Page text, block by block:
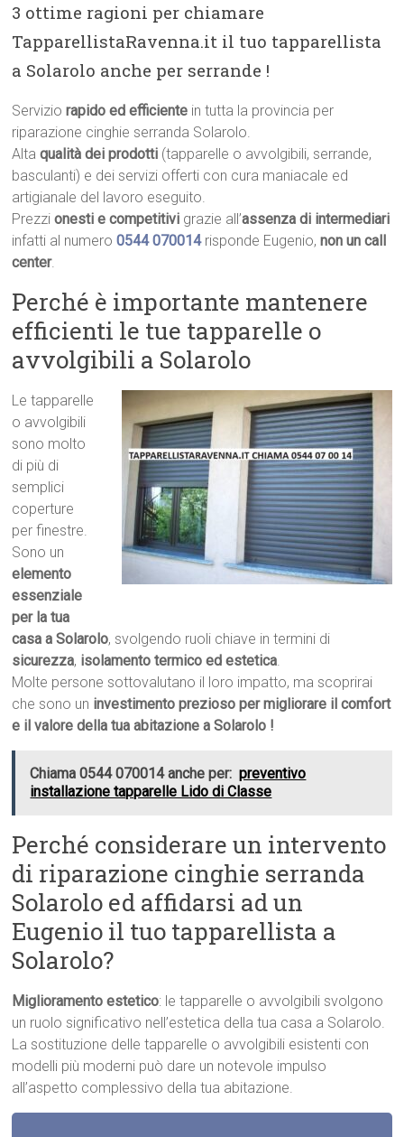
3 ottime ragioni per chiamare
TapparellistaRavenna.it il tuo tapparellista
a Solarolo anche per serrande !
Serviziorapido ed efficiente in tutta la provincia per
riparazione cinghie serranda Solarolo.
Altaqualità dei prodotti (tapparelle o avvolgibili, serrande,
basculanti) e dei servizi offerti con cura maniacale ed
artigianale del lavoro eseguito.
Prezzionesti e competitivi grazie all’assenza di intermediari
infatti al numero0544 070014 risponde Eugenio,non un call
center.
Perché è importante mantenere
efficienti le tue tapparelle o
avvolgibili a Solarolo
Le tapparelle
o avvolgibili
sono molto
di più di
semplici
coperture
per finestre.
Sono un
elemento
essenziale
per la tua
casa a Solarolo, svolgendo ruoli chiave in termini di
sicurezza, isolamento termico ed estetica.
Molte persone sottovalutano il loro impatto, ma scoprirai
che sono un investimento prezioso per migliorare il comfort
e il valore della tua abitazione a Solarolo !
Chiama 0544 070014 anche per: preventivo
installazione tapparelle Lido di Classe
Perché considerare un intervento
di riparazione cinghie serranda
Solarolo ed affidarsi ad un
Eugenio il tuo tapparellista a
Solarolo?
Miglioramento estetico: le tapparelle o avvolgibili svolgono
un ruolo significativo nell’estetica della tua casa a Solarolo.
La sostituzione delle tapparelle o avvolgibili esistenti con
modelli più moderni può dare un notevole impulso
all’aspetto complessivo della tua abitazione.